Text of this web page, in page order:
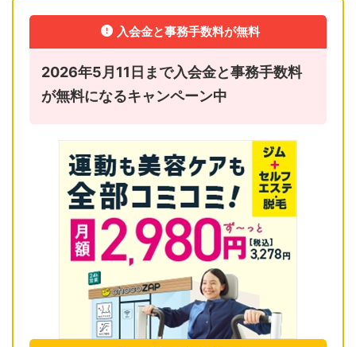
入会金と事務手数料が無料
2026年5月11日まで入会金と事務手数料
が無料になるキャンペーン中